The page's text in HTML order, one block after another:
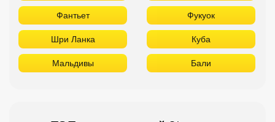
Фантьет Фукуок
Шри Ланка Куба
Мальдивы Бали